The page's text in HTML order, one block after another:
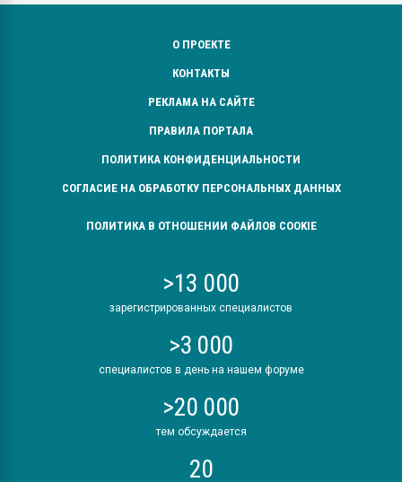
О ПРОЕКТЕ
КОНТАКТЫ
РЕКЛАМА НА САЙТЕ
ПРАВИЛА ПОРТАЛА
ПОЛИТИКА КОНФИДЕНЦИАЛЬНОСТИ
СОГЛАСИЕ НА ОБРАБОТКУ ПЕРСОНАЛЬНЫХ ДАННЫХ
ПОЛИТИКА В ОТНОШЕНИИ ФАЙЛОВ COOKIE
>13 000
зарегистрированных специалистов
>3 000
специалистов в день на нашем форуме
>20 000
тем обсуждается
20